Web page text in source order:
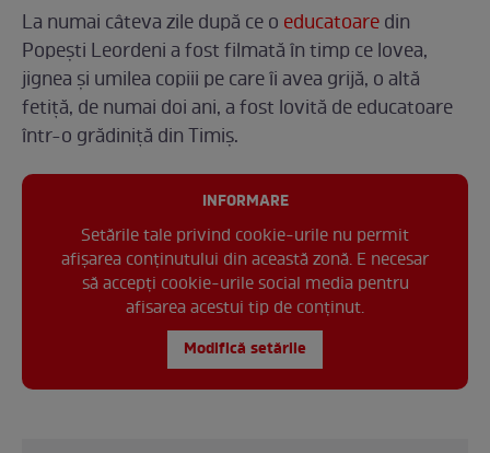
La numai câteva zile după ce o educatoaredin
Popești Leordeni a fost filmată în timp ce lovea,
jignea și umilea copiii pe care îi avea grijă, o altă
fetiță, de numai doi ani, a fost lovită de educatoare
într-o grădiniță din Timiș.
INFORMARE
Setările tale privind cookie-urile nu permit
afișarea conținutului din această zonă. E necesar
să accepți cookie-urile social media pentru
afisarea acestui tip de conținut.
Modifică setările